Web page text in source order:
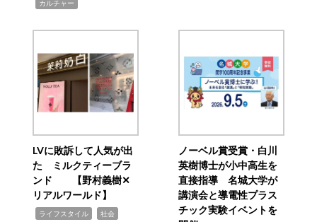
カルチャー
LVに敗訴して人気が出
た ミルクティーブラ
ンド 【野村義樹✕
リアルワールド】
ライフスタイル 社会
ノーベル賞受賞・白川
英樹博士が小中高生を
直接指導 名城大学が
講演会と導電性プラス
チック実験イベントを